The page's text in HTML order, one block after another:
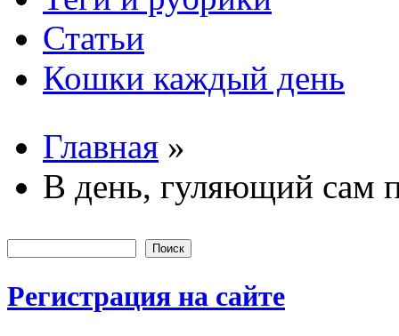
Статьи
Кошки каждый день
Вы здесь
Главная »
В день, гуляющий сам
Форма
Регистрация на сайте